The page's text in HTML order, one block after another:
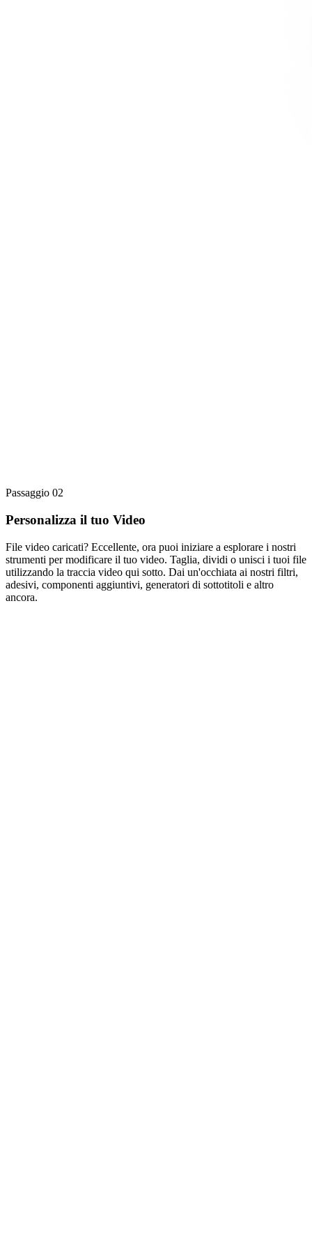
Passaggio 02
Personalizza il tuo Video
File video caricati? Eccellente, ora puoi iniziare a esplorare i nostri
strumenti per modificare il tuo video. Taglia, dividi o unisci i tuoi file
utilizzando la traccia video qui sotto. Dai un'occhiata ai nostri filtri,
adesivi, componenti aggiuntivi, generatori di sottotitoli e altro
ancora.